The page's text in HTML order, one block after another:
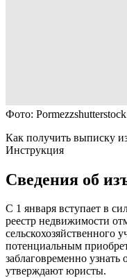
Фото: Pormezzshutterstock
Как получить выписку
Инструкция
Сведения об
С 1 января вступает в
реестр недвижимости
сельскохозяйственного
потенциальным
заблаговременно
утверждают юристы.